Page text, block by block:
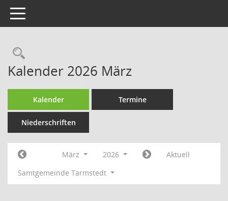
Toggle navigation
Rechercheauswahl
Kalender 2026 März
Kalender Termine
Niederschriften
März 2026
Aktuell
Samtgemeinde Tarmstedt